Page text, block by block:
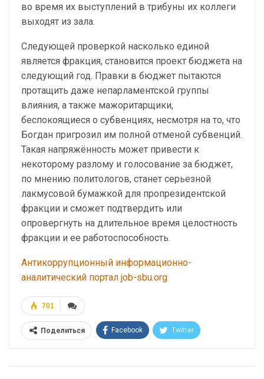
во время их выступлений в трибуны их коллеги
выходят из зала.
Следующей проверкой насколько единой
является фракция, становится проект бюджета на
следующий год. Правки в бюджет пытаются
протащить даже непарламентской группы
влияния, а также мажоритарщики,
беспокоящиеся о субвенциях, несмотря на то, что
Богдан пригрозил им полной отменой субвенций.
Такая напряжённость может привести к
некоторому разлому и голосование за бюджет,
по мнению политологов, станет серьезной
лакмусовой бумажкой для пропрезидентской
фракции и сможет подтвердить или
опровергнуть на длительное время целостность
фракции и ее работоспособность.
Антикоррупционный информационно-
аналитический портал job-sbu.org
701
Поделиться Facebook Twitter